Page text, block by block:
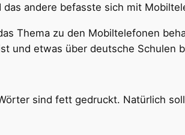
andere befasste sich mit
Thema zu den Mobiltelefonen
und etwas über deutsche Schulen
sind fett gedruckt. Natürlich